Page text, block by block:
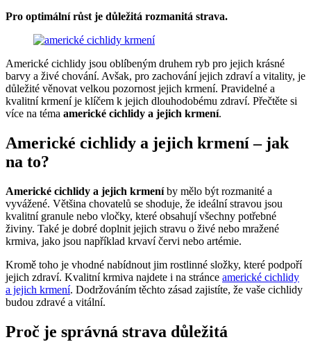
Pro optimální růst je důležitá rozmanitá strava.
Americké cichlidy jsou oblíbeným druhem ryb pro jejich krásné
barvy a živé chování. Avšak, pro zachování jejich zdraví a vitality, je
důležité věnovat velkou pozornost jejich krmení. Pravidelné a
kvalitní krmení je klíčem k jejich dlouhodobému zdraví. Přečtěte si
více na téma americké cichlidy a jejich krmení.
Americké cichlidy a jejich krmení – jak
na to?
Americké cichlidy a jejich krmeníby mělo být rozmanité a
vyvážené. Většina chovatelů se shoduje, že ideální stravou jsou
kvalitní granule nebo vločky, které obsahují všechny potřebné
živiny. Také je dobré doplnit jejich stravu o živé nebo mražené
krmiva, jako jsou například krvaví červi nebo artémie.
Kromě toho je vhodné nabídnout jim rostlinné složky, které podpoří
jejich zdraví. Kvalitní krmiva najdete i na stránce americké cichlidy
a jejich krmení. Dodržováním těchto zásad zajistíte, že vaše cichlidy
budou zdravé a vitální.
Proč je správná strava důležitá